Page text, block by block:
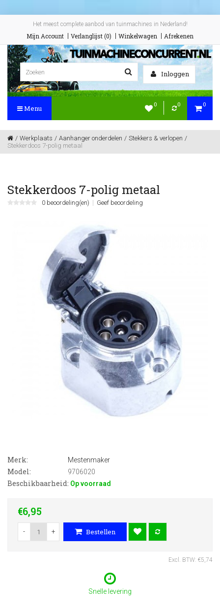
Het meest complete aanbod van tuinmachines in Nederland!
Mijn Account Verlanglijst (0) Winkelwagen Afrekenen
Inloggen
0 0 0
Menu
Werkplaats Aanhanger onderdelen
Stekkers & verlopen
Stekkerdoos 7-polig metaal
Stekkerdoos 7-polig metaal
0 beoordeling(en) Geef beoordeling
Merk: Mestenmaker
Model: 9706020
Beschikbaarheid: Op voorraad
€6,95
- + Bestellen
Excl. BTW: €5,74
Snelle levering